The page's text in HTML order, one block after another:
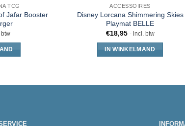
TCG
Jafar Booster
btw
ACCESSOIRES
Disney Lorcana Shimmering Skies
Playmat BELLE
€18,95 - incl. btw
IN WINKELMAND